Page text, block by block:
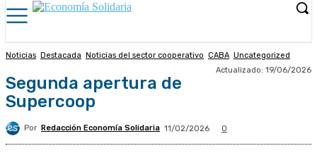
Noticias Destacada Noticias del sector cooperativo CABA Uncategorized
Actualizado: 19/06/2026
Segunda apertura de
Supercoop
Por Redacción Economía Solidaria 11/02/2026 0